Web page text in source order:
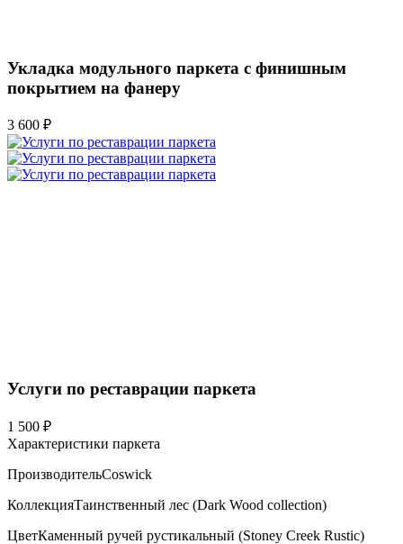
Укладка модульного паркета с финишным
покрытием на фанеру
3 600 ₽
Услуги по реставрации паркета
1 500 ₽
Характеристики паркета
ПроизводительCoswick
КоллекцияТаинственный лес (Dark Wood collection)
ЦветКаменный ручей рустикальный (Stoney Creek Rustic)